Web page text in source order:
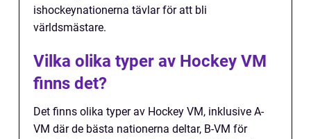
ishockeynationerna tävlar för att bli
världsmästare.
Vilka olika typer av Hockey VM
finns det?
Det finns olika typer av Hockey VM, inklusive A-
VM där de bästa nationerna deltar, B-VM för